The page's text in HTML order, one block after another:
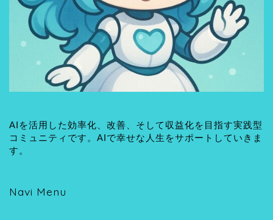
AIを活用した効率化、改善、そして収益化を目指す実践型
コミュニティです。AIで幸せな人生をサポートしていきま
す。
Navi Menu